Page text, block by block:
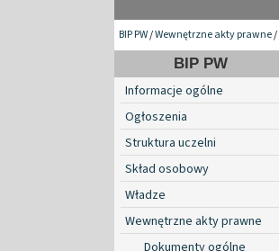
BIP PW/Wewnętrzne akty prawne/
BIP PW
Informacje ogólne
Ogłoszenia
Struktura uczelni
Skład osobowy
Władze
Wewnętrzne akty prawne
Dokumenty ogólne